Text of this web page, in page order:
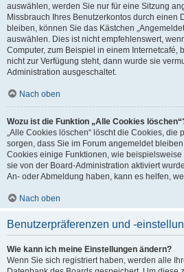
auswählen, werden Sie nur für eine Sitzung
Missbrauch Ihres Benutzerkontos durch einen
bleiben, können Sie das Kästchen
auswählen. Dies ist nicht empfehlenswert,
Computer, zum Beispiel in einem Internetcafé,
nicht zur Verfügung steht, dann wurde sie
Administration ausgeschaltet.
Nach oben
Wozu ist die Funktion „Alle Cookies
„Alle Cookies löschen“ löscht die Cookies, die
sorgen, dass Sie im Forum angemeldet
Cookies einige Funktionen, wie beispielsweise
sie von der Board-Administration aktiviert
An- oder Abmeldung haben, kann es helfen,
Nach oben
Benutzerpräferenzen und -
Wie kann ich meine Einstellungen ändern?
Wenn Sie sich registriert haben, werden alle